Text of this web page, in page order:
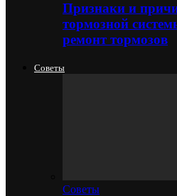
Признаки и
тормозной
ремонт тормозов
Советы
Советы